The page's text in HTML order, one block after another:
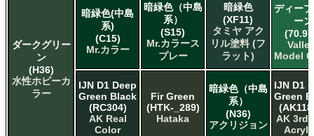
ダークグリー
ン
(H36)
水性ホビーカ
ラー
暗緑色(中島
系)
(C15)
Mr.カラー
暗緑色（中島
系）
(S15)
Mr.カラース
プレー
暗緑色
(XF11)
タミヤ アク
リル塗料 (フ
ラット)
ディー
ーン
Model
IJN D1 Deep
Green Black
(RC304)
AK Real
Color
Fir Green
(HTK-_289)
Hataka
暗緑色（中島
系）
(N36)
アクリジョン
IJN D1
Green
AK 3rd